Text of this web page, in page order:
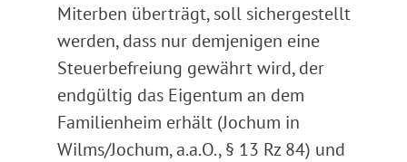
Miterben überträgt, soll sichergestellt
werden, dass nur demjenigen eine
Steuerbefreiung gewährt wird, der
endgültig das Eigentum an dem
Familienheim erhält (Jochum in
Wilms/Jochum, a.a.O., § 13 Rz 84) und